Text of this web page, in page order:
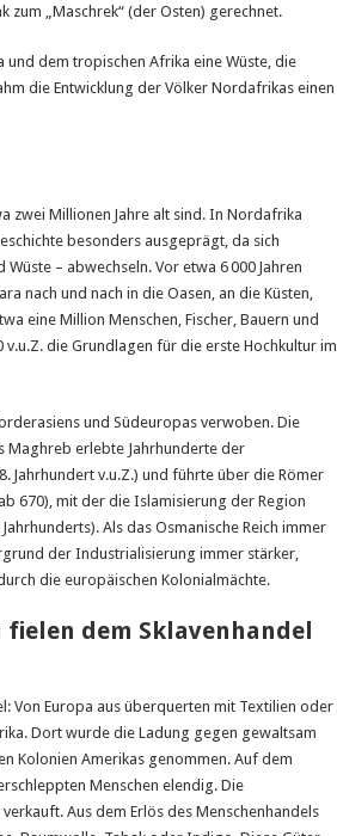
zum „Maschrek“ (der Osten) gerechnet.
dem tropischen Afrika eine Wüste, die
die Entwicklung der Völker Nordafrikas einen
zwei Millionen Jahre alt sind. In Nordafrika
besonders ausgeprägt, da sich
– abwechseln. Vor etwa 6 000 Jahren
nach und nach in die Oasen, an die Küsten,
eine Million Menschen, Fischer, Bauern und
v.u.Z. die Grundlagen für die erste Hochkultur im
und Südeuropas verwoben. Die
Maghreb erlebte Jahrhunderte der
Jahrhundert v.u.Z.) und führte über die Römer
670), mit der die Islamisierung der Region
Als das Osmanische Reich immer
der Industrialisierung immer stärker,
die europäischen Kolonialmächte.
dem Sklavenhandel
Von Europa aus überquerten mit Textilien oder
Dort wurde die Ladung gegen gewaltsam
Kolonien Amerikas genommen. Auf dem
Menschen elendig. Die
Aus dem Erlös des Menschenhandels